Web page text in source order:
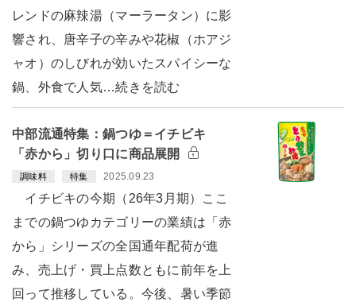
レンドの麻辣湯（マーラータン）に影
響され、唐辛子の辛みや花椒（ホアジ
ャオ）のしびれが効いたスパイシーな
鍋、外食で人気…続きを読む
中部流通特集：鍋つゆ＝イチビキ
「赤から」切り口に商品展開
調味料 特集 2025.09.23
イチビキの今期（26年3月期）ここ
までの鍋つゆカテゴリーの業績は「赤
から」シリーズの全国通年配荷が進
み、売上げ・買上点数ともに前年を上
回って推移している。今後、暑い季節